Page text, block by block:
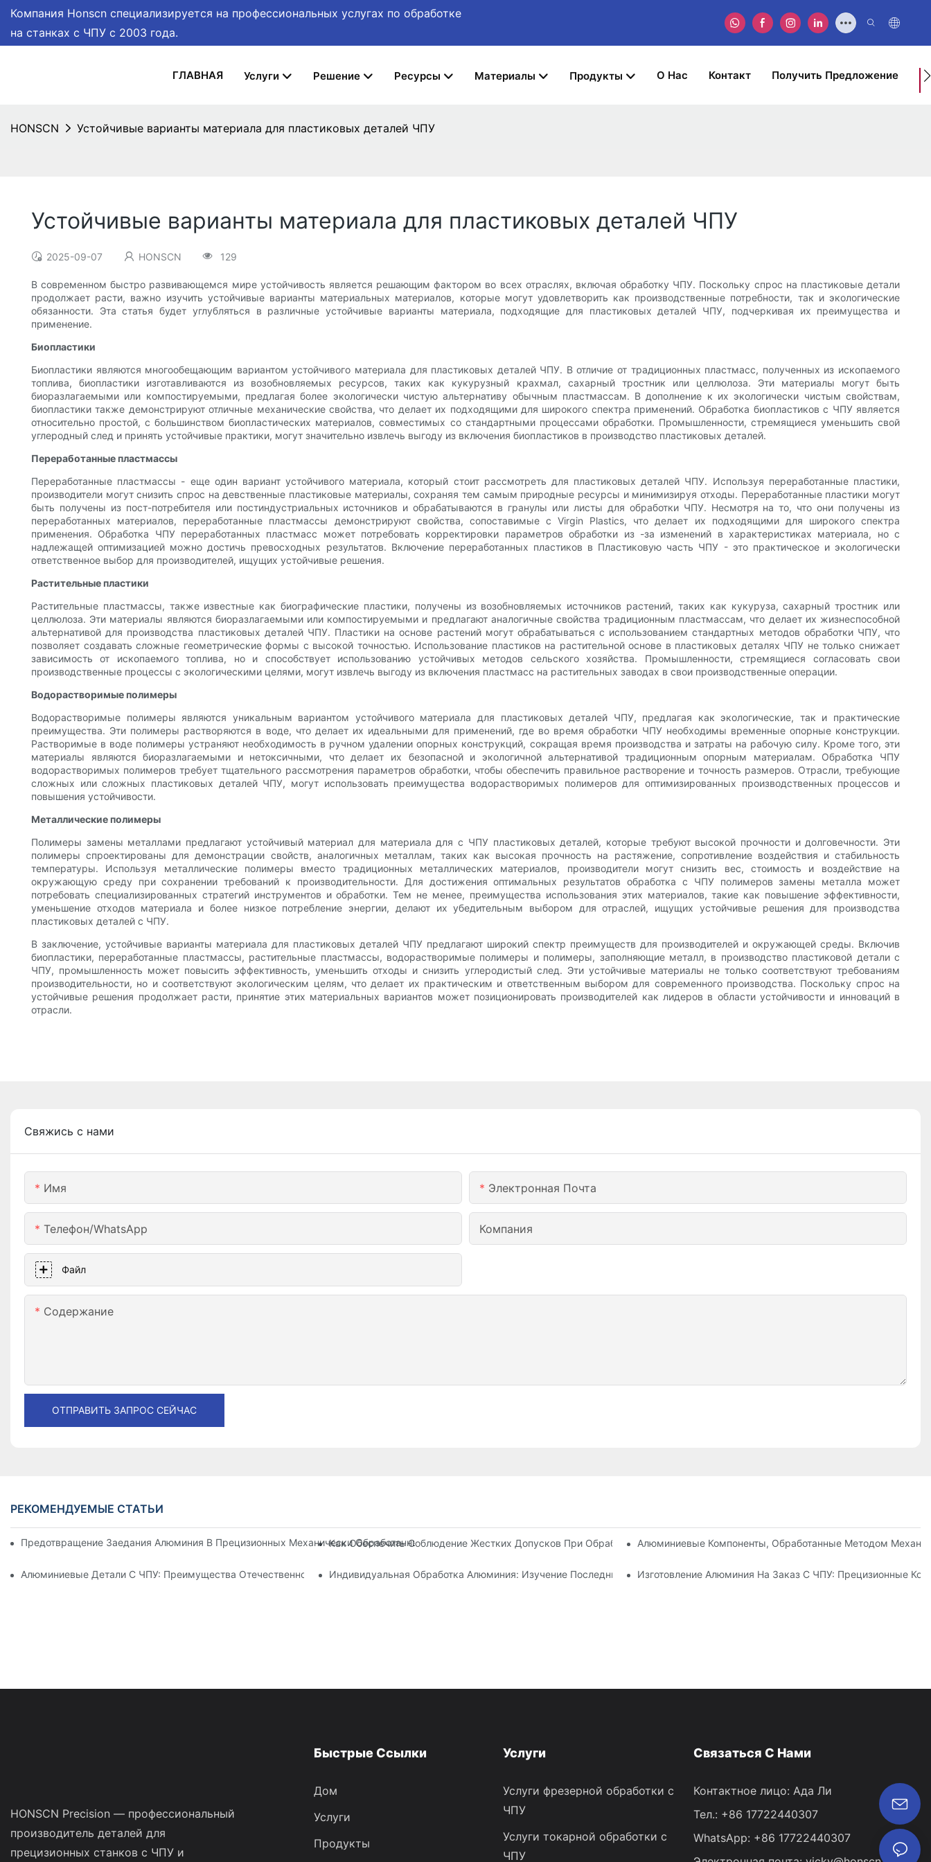
Компания Honscn специализируется на профессиональных услугах по обработке
на станках с ЧПУ с 2003 года.
ГЛАВНАЯ Услуги Решение Ресурсы Материалы Продукты О Нас Контакт Получить Предложение
HONSCN Устойчивые варианты материала для пластиковых деталей ЧПУ
Устойчивые варианты материала для пластиковых деталей ЧПУ
2025-09-07 HONSCN 129
В современном быстро развивающемся мире устойчивость является решающим фактором во всех отраслях, включая обработку ЧПУ. Поскольку спрос на пластиковые детали
продолжает расти, важно изучить устойчивые варианты материальных материалов, которые могут удовлетворить как производственные потребности, так и экологические
обязанности. Эта статья будет углубляться в различные устойчивые варианты материала, подходящие для пластиковых деталей ЧПУ, подчеркивая их преимущества и
применение.
Биопластики
Биопластики являются многообещающим вариантом устойчивого материала для пластиковых деталей ЧПУ. В отличие от традиционных пластмасс, полученных из ископаемого
топлива, биопластики изготавливаются из возобновляемых ресурсов, таких как кукурузный крахмал, сахарный тростник или целлюлоза. Эти материалы могут быть
биоразлагаемыми или компостируемыми, предлагая более экологически чистую альтернативу обычным пластмассам. В дополнение к их экологически чистым свойствам,
биопластики также демонстрируют отличные механические свойства, что делает их подходящими для широкого спектра применений. Обработка биопластиков с ЧПУ является
относительно простой, с большинством биопластических материалов, совместимых со стандартными процессами обработки. Промышленности, стремящиеся уменьшить свой
углеродный след и принять устойчивые практики, могут значительно извлечь выгоду из включения биопластиков в производство пластиковых деталей.
Переработанные пластмассы
Переработанные пластмассы - еще один вариант устойчивого материала, который стоит рассмотреть для пластиковых деталей ЧПУ. Используя переработанные пластики,
производители могут снизить спрос на девственные пластиковые материалы, сохраняя тем самым природные ресурсы и минимизируя отходы. Переработанные пластики могут
быть получены из пост-потребителя или постиндустриальных источников и обрабатываются в гранулы или листы для обработки ЧПУ. Несмотря на то, что они получены из
переработанных материалов, переработанные пластмассы демонстрируют свойства, сопоставимые с Virgin Plastics, что делает их подходящими для широкого спектра
применения. Обработка ЧПУ переработанных пластмасс может потребовать корректировки параметров обработки из -за изменений в характеристиках материала, но с
надлежащей оптимизацией можно достичь превосходных результатов. Включение переработанных пластиков в Пластиковую часть ЧПУ - это практическое и экологически
ответственное выбор для производителей, ищущих устойчивые решения.
Растительные пластики
Растительные пластмассы, также известные как биографические пластики, получены из возобновляемых источников растений, таких как кукуруза, сахарный тростник или
целлюлоза. Эти материалы являются биоразлагаемыми или компостируемыми и предлагают аналогичные свойства традиционным пластмассам, что делает их жизнеспособной
альтернативой для производства пластиковых деталей ЧПУ. Пластики на основе растений могут обрабатываться с использованием стандартных методов обработки ЧПУ, что
позволяет создавать сложные геометрические формы с высокой точностью. Использование пластиков на растительной основе в пластиковых деталях ЧПУ не только снижает
зависимость от ископаемого топлива, но и способствует использованию устойчивых методов сельского хозяйства. Промышленности, стремящиеся согласовать свои
производственные процессы с экологическими целями, могут извлечь выгоду из включения пластмасс на растительных заводах в свои производственные операции.
Водорастворимые полимеры
Водорастворимые полимеры являются уникальным вариантом устойчивого материала для пластиковых деталей ЧПУ, предлагая как экологические, так и практические
преимущества. Эти полимеры растворяются в воде, что делает их идеальными для применений, где во время обработки ЧПУ необходимы временные опорные конструкции.
Растворимые в воде полимеры устраняют необходимость в ручном удалении опорных конструкций, сокращая время производства и затраты на рабочую силу. Кроме того, эти
материалы являются биоразлагаемыми и нетоксичными, что делает их безопасной и экологичной альтернативой традиционным опорным материалам. Обработка ЧПУ
водорастворимых полимеров требует тщательного рассмотрения параметров обработки, чтобы обеспечить правильное растворение и точность размеров. Отрасли, требующие
сложных или сложных пластиковых деталей ЧПУ, могут использовать преимущества водорастворимых полимеров для оптимизированных производственных процессов и
повышения устойчивости.
Металлические полимеры
Полимеры замены металлами предлагают устойчивый материал для материала для с ЧПУ пластиковых деталей, которые требуют высокой прочности и долговечности. Эти
полимеры спроектированы для демонстрации свойств, аналогичных металлам, таких как высокая прочность на растяжение, сопротивление воздействия и стабильность
температуры. Используя металлические полимеры вместо традиционных металлических материалов, производители могут снизить вес, стоимость и воздействие на
окружающую среду при сохранении требований к производительности. Для достижения оптимальных результатов обработка с ЧПУ полимеров замены металла может
потребовать специализированных стратегий инструментов и обработки. Тем не менее, преимущества использования этих материалов, такие как повышение эффективности,
уменьшение отходов материала и более низкое потребление энергии, делают их убедительным выбором для отраслей, ищущих устойчивые решения для производства
пластиковых деталей с ЧПУ.
В заключение, устойчивые варианты материала для пластиковых деталей ЧПУ предлагают широкий спектр преимуществ для производителей и окружающей среды. Включив
биопластики, переработанные пластмассы, растительные пластмассы, водорастворимые полимеры и полимеры, заполняющие металл, в производство пластиковой детали с
ЧПУ, промышленность может повысить эффективность, уменьшить отходы и снизить углеродистый след. Эти устойчивые материалы не только соответствуют требованиям
производительности, но и соответствуют экологическим целям, что делает их практическим и ответственным выбором для современного производства. Поскольку спрос на
устойчивые решения продолжает расти, принятие этих материальных вариантов может позиционировать производителей как лидеров в области устойчивости и инноваций в
отрасли.
Свяжись с нами
Имя Электронная Почта
Телефон/WhatsApp Компания
Файл
Содержание
ОТПРАВИТЬ ЗАПРОС СЕЙЧАС
РЕКОМЕНДУЕМЫЕ СТАТЬИ
Предотвращение Заедания Алюминия В Прецизионных Механически Обработанных Деталях: Решения В Области Проектирования, Оснастки И Нанесения Покрытий.
Как Обеспечить Соблюдение Жестких Допусков При Обработке Нержавеющей Стали (304 Против 316) На Станках С ЧПУ.
Алюминиевые Компоненты, Обработанные Методом
Алюминиевые Детали С ЧПУ: Преимущества Отечественного ПроизводстваИндивидуальная Обработка Алюминия: Изучение Последних Инноваций В ОтраслиИзготовление Алюминия На Заказ С ЧПУ: Прецизионные
HONSCN Precision — профессиональный
производитель деталей для
прецизионных станков с ЧПУ и
Быстрые Ссылки
Дом
Услуги
Продукты
Услуги
Услуги фрезерной обработки с
ЧПУ
Услуги токарной обработки с
ЧПУ
Связаться С Нами
Контактное лицо: Ада Ли
Тел.: +86 17722440307
WhatsApp: +86 17722440307